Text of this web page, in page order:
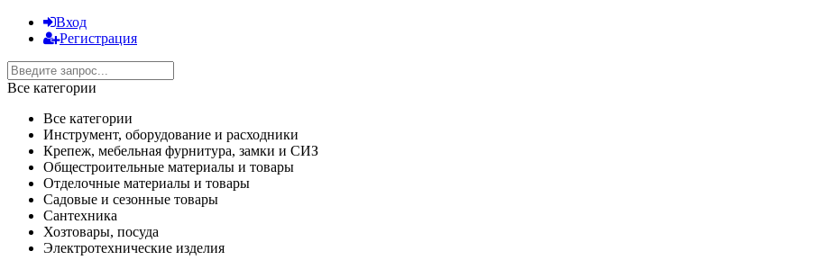
Вход
Регистрация
Все категории
Все категории
Инструмент, оборудование и расходники
Крепеж, мебельная фурнитура, замки и СИЗ
Общестроительные материалы и товары
Отделочные материалы и товары
Садовые и сезонные товары
Сантехника
Хозтовары, посуда
Электротехнические изделия